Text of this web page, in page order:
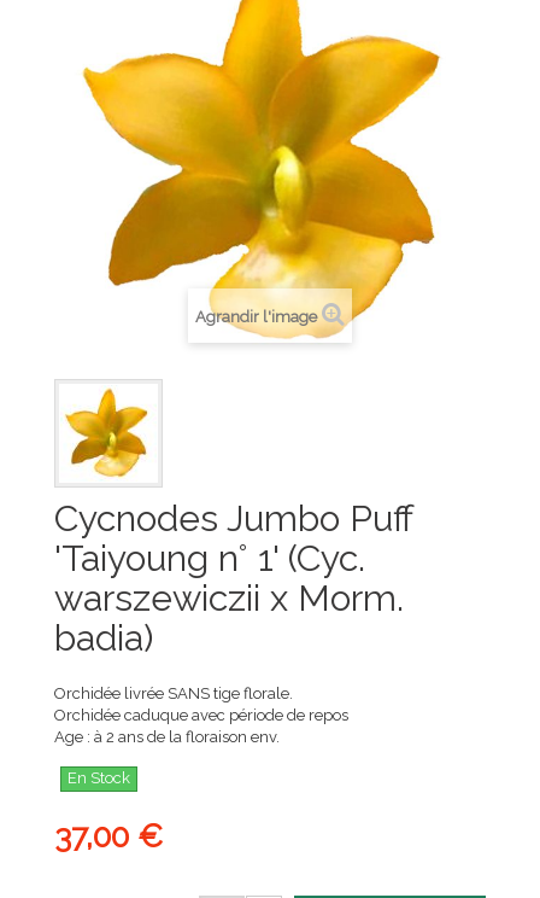
Agrandir l'image
Cycnodes Jumbo Puff
'Taiyoung n° 1' (Cyc.
warszewiczii x Morm.
badia)
Orchidée livrée SANS tige florale.
Orchidée caduque avec période de repos
Age : à 2 ans de la floraison env.
En Stock
37,00 €